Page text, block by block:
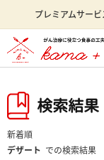
プレミアムサー
検索結果
新着順
デザート での検索結果